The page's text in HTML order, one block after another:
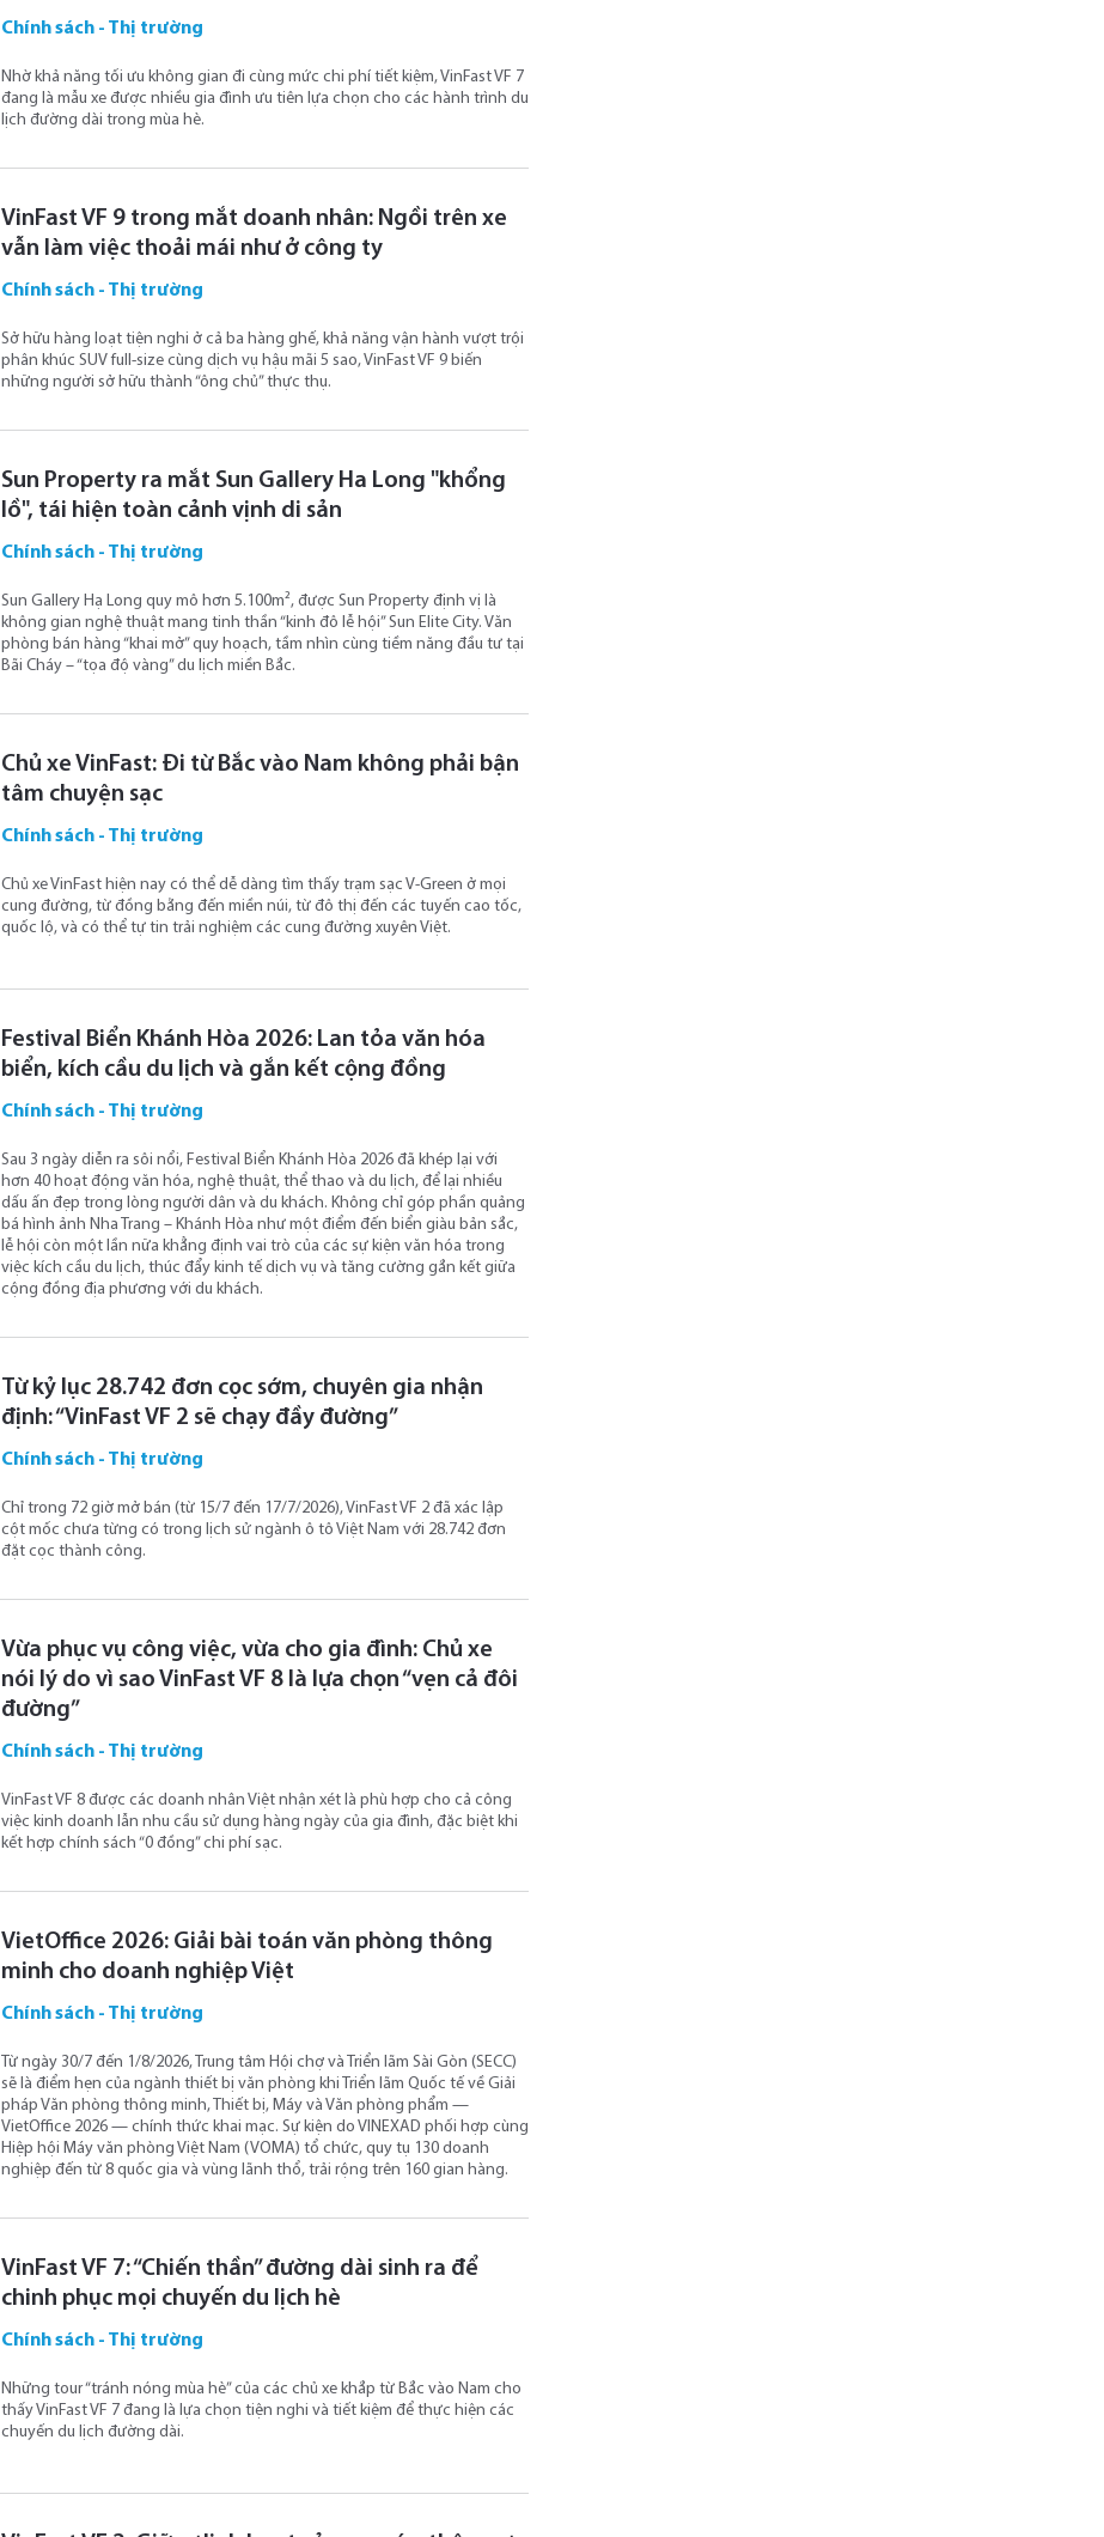
Chính sách - Thị trường
Nhờ khả năng tối ưu không gian đi cùng mức chi phí tiết kiệm, VinFast VF 7
đang là mẫu xe được nhiều gia đình ưu tiên lựa chọn cho các hành trình du
lịch đường dài trong mùa hè.
VinFast VF 9 trong mắt doanh nhân: Ngồi trên xe
vẫn làm việc thoải mái như ở công ty
Chính sách - Thị trường
Sở hữu hàng loạt tiện nghi ở cả ba hàng ghế, khả năng vận hành vượt trội
phân khúc SUV full-size cùng dịch vụ hậu mãi 5 sao, VinFast VF 9 biến
những người sở hữu thành “ông chủ” thực thụ.
Sun Property ra mắt Sun Gallery Ha Long "khổng
lồ", tái hiện toàn cảnh vịnh di sản
Chính sách - Thị trường
Sun Gallery Hạ Long quy mô hơn 5.100m², được Sun Property định vị là
không gian nghệ thuật mang tinh thần “kinh đô lễ hội” Sun Elite City. Văn
phòng bán hàng “khai mở” quy hoạch, tầm nhìn cùng tiềm năng đầu tư tại
Bãi Cháy – “tọa độ vàng” du lịch miền Bắc.
Chủ xe VinFast: Đi từ Bắc vào Nam không phải bận
tâm chuyện sạc
Chính sách - Thị trường
Chủ xe VinFast hiện nay có thể dễ dàng tìm thấy trạm sạc V-Green ở mọi
cung đường, từ đồng bằng đến miền núi, từ đô thị đến các tuyến cao tốc,
quốc lộ, và có thể tự tin trải nghiệm các cung đường xuyên Việt.
Festival Biển Khánh Hòa 2026: Lan tỏa văn hóa
biển, kích cầu du lịch và gắn kết cộng đồng
Chính sách - Thị trường
Sau 3 ngày diễn ra sôi nổi, Festival Biển Khánh Hòa 2026 đã khép lại với
hơn 40 hoạt động văn hóa, nghệ thuật, thể thao và du lịch, để lại nhiều
dấu ấn đẹp trong lòng người dân và du khách. Không chỉ góp phần quảng
bá hình ảnh Nha Trang – Khánh Hòa như một điểm đến biển giàu bản sắc,
lễ hội còn một lần nữa khẳng định vai trò của các sự kiện văn hóa trong
việc kích cầu du lịch, thúc đẩy kinh tế dịch vụ và tăng cường gắn kết giữa
cộng đồng địa phương với du khách.
Từ kỷ lục 28.742 đơn cọc sớm, chuyên gia nhận
định: “VinFast VF 2 sẽ chạy đầy đường”
Chính sách - Thị trường
Chỉ trong 72 giờ mở bán (từ 15/7 đến 17/7/2026), VinFast VF 2 đã xác lập
cột mốc chưa từng có trong lịch sử ngành ô tô Việt Nam với 28.742 đơn
đặt cọc thành công.
Vừa phục vụ công việc, vừa cho gia đình: Chủ xe
nói lý do vì sao VinFast VF 8 là lựa chọn “vẹn cả đôi
đường”
Chính sách - Thị trường
VinFast VF 8 được các doanh nhân Việt nhận xét là phù hợp cho cả công
việc kinh doanh lẫn nhu cầu sử dụng hàng ngày của gia đình, đặc biệt khi
kết hợp chính sách “0 đồng” chi phí sạc.
VietOffice 2026: Giải bài toán văn phòng thông
minh cho doanh nghiệp Việt
Chính sách - Thị trường
Từ ngày 30/7 đến 1/8/2026, Trung tâm Hội chợ và Triển lãm Sài Gòn (SECC)
sẽ là điểm hẹn của ngành thiết bị văn phòng khi Triển lãm Quốc tế về Giải
pháp Văn phòng thông minh, Thiết bị, Máy và Văn phòng phẩm —
VietOffice 2026 — chính thức khai mạc. Sự kiện do VINEXAD phối hợp cùng
Hiệp hội Máy văn phòng Việt Nam (VOMA) tổ chức, quy tụ 130 doanh
nghiệp đến từ 8 quốc gia và vùng lãnh thổ, trải rộng trên 160 gian hàng.
VinFast VF 7: “Chiến thần” đường dài sinh ra để
chinh phục mọi chuyến du lịch hè
Chính sách - Thị trường
Những tour “tránh nóng mùa hè” của các chủ xe khắp từ Bắc vào Nam cho
thấy VinFast VF 7 đang là lựa chọn tiện nghi và tiết kiệm để thực hiện các
chuyến du lịch đường dài.